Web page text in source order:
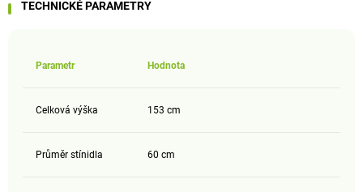
TECHNICKÉ PARAMETRY
Parametr Hodnota
Celková výška 153 cm
Průměr stínidla 60 cm